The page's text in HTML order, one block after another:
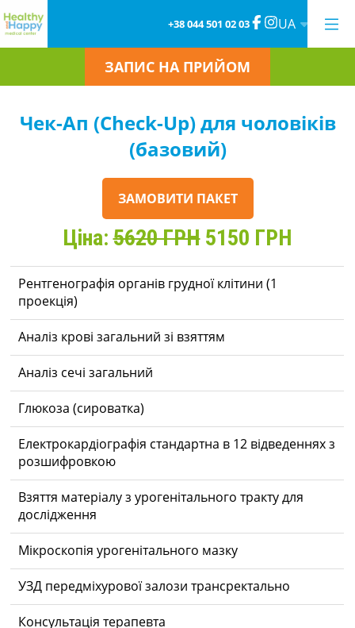
+38 044 501 02 03 UA
ЗАПИС НА ПРИЙОМ
Чек-Ап (Check-Up) для чоловіків
(базовий)
ЗАМОВИТИ ПАКЕТ
Ціна:5620 ГРН5150 ГРН
Рентгенографія органів грудної клітини (1
проекція)
Аналіз крові загальний зі взяттям
Аналіз сечі загальний
Глюкоза (сироватка)
Електрокардіографія стандартна в 12 відведеннях з
розшифровкою
Взяття матеріалу з урогенітального тракту для
дослідження
Мікроскопія урогенітального мазку
УЗД передміхурової залози трансректально
Консультація терапевта